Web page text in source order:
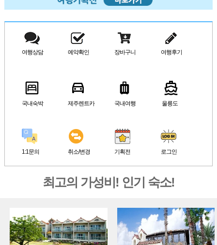
여행상담 예약확인 장바구니 여행후기
국내숙박 제주렌트카 국내여행 울릉도
1:1문의 취소/변경 기획전 로그인
최고의 가성비! 인기 숙소!